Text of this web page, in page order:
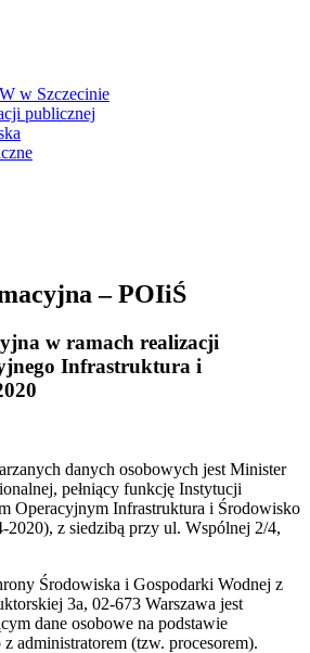
w Szczecinie
publicznej
– POIiŚ
w ramach realizacji
Infrastruktura i
danych osobowych jest Minister
pełniący funkcję Instytucji
Operacyjnym Infrastruktura i Środowisko
2020), z siedzibą przy ul. Wspólnej 2/4,
Środowiska i Gospodarki Wodnej z
3a, 02-673 Warszawa jest
dane osobowe na podstawie
administratorem (tzw. procesorem).